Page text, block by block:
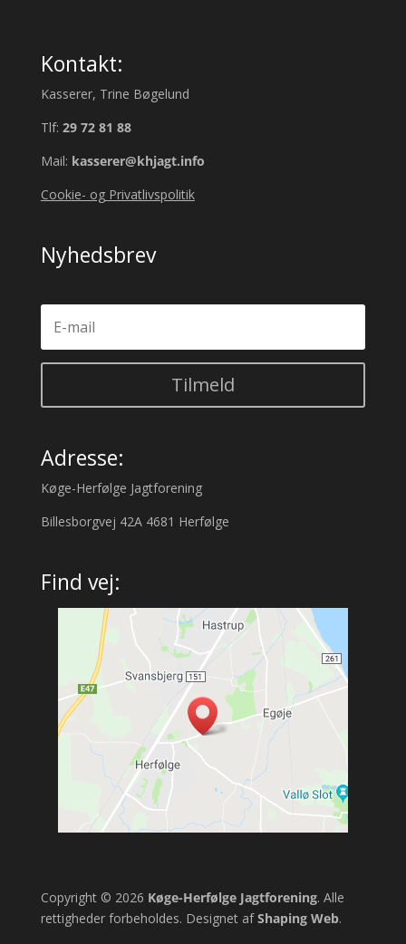
Kontakt:
Kasserer, Trine Bøgelund
Tlf: 29 72 81 88
Mail: kasserer@khjagt.info
Cookie- og Privatlivspolitik
Nyhedsbrev
Tilmeld
Adresse:
Køge-Herfølge Jagtforening
Billesborgvej 42A 4681 Herfølge
Find vej:
Copyright © 2026 Køge-Herfølge Jagtforening. Alle
rettigheder forbeholdes. Designet afShaping Web.